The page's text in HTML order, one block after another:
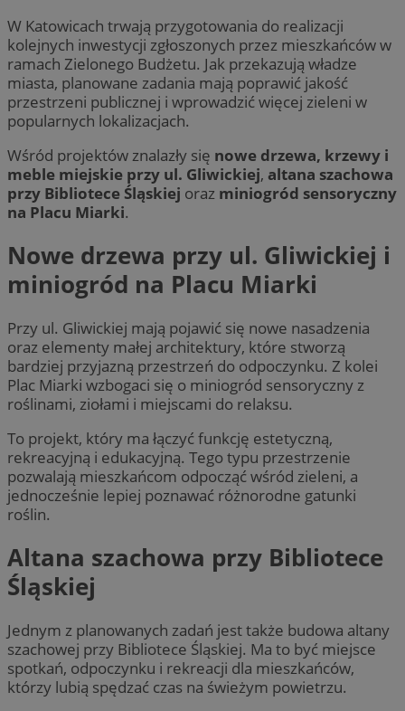
W Katowicach trwają przygotowania do realizacji
kolejnych inwestycji zgłoszonych przez mieszkańców w
ramach Zielonego Budżetu. Jak przekazują władze
miasta, planowane zadania mają poprawić jakość
przestrzeni publicznej i wprowadzić więcej zieleni w
popularnych lokalizacjach.
Wśród projektów znalazły się nowe drzewa, krzewy i
meble miejskie przy ul. Gliwickiej, altana szachowa
przy Bibliotece Śląskiej oraz miniogród sensoryczny
na Placu Miarki.
Nowe drzewa przy ul. Gliwickiej i
miniogród na Placu Miarki
Przy ul. Gliwickiej mają pojawić się nowe nasadzenia
oraz elementy małej architektury, które stworzą
bardziej przyjazną przestrzeń do odpoczynku. Z kolei
Plac Miarki wzbogaci się o miniogród sensoryczny z
roślinami, ziołami i miejscami do relaksu.
To projekt, który ma łączyć funkcję estetyczną,
rekreacyjną i edukacyjną. Tego typu przestrzenie
pozwalają mieszkańcom odpocząć wśród zieleni, a
jednocześnie lepiej poznawać różnorodne gatunki
roślin.
Altana szachowa przy Bibliotece
Śląskiej
Jednym z planowanych zadań jest także budowa altany
szachowej przy Bibliotece Śląskiej. Ma to być miejsce
spotkań, odpoczynku i rekreacji dla mieszkańców,
którzy lubią spędzać czas na świeżym powietrzu.